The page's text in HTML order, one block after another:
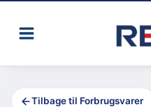
Tilbage til Forbrugsvarer